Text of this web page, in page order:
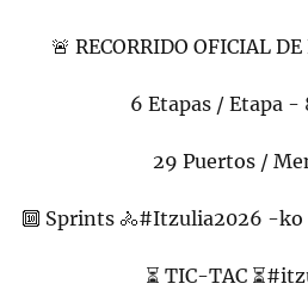
🚨 RECORRIDO OFICIAL
6 Etapas / Etapa -
29 Puertos /
🔟 Sprints 🚴#Itzulia2026 -ko
⏳ TIC-TAC ⏳